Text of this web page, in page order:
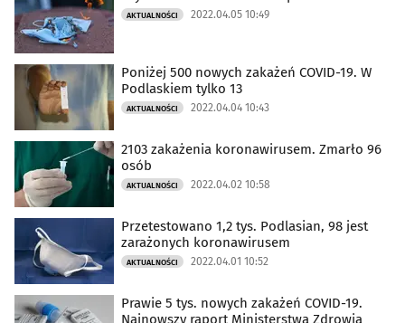
AKTUALNOŚCI 2022.04.05 10:49
Poniżej 500 nowych zakażeń COVID-19. W
Podlaskiem tylko 13
AKTUALNOŚCI 2022.04.04 10:43
2103 zakażenia koronawirusem. Zmarło 96
osób
AKTUALNOŚCI 2022.04.02 10:58
Przetestowano 1,2 tys. Podlasian, 98 jest
zarażonych koronawirusem
AKTUALNOŚCI 2022.04.01 10:52
Prawie 5 tys. nowych zakażeń COVID-19.
Najnowszy raport Ministerstwa Zdrowia